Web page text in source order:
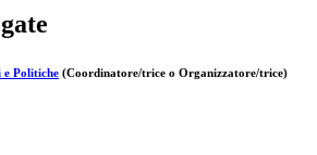
e Politiche (Coordinatore/trice o Organizzatore/trice)